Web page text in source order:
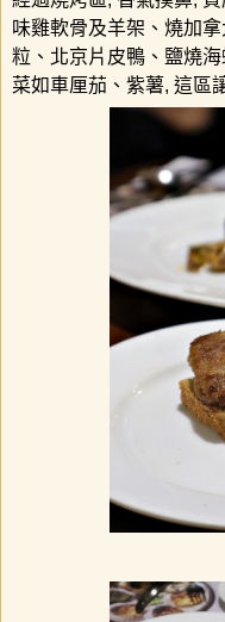
味雞軟骨及羊架、燒加
粒、北京片皮鴨、鹽燒
菜如車厘茄、紫薯, 這區